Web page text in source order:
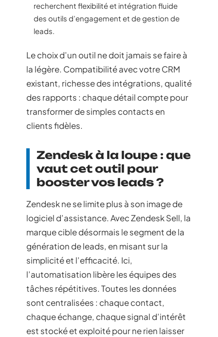
recherchent flexibilité et intégration fluide
des outils d’engagement et de gestion de
leads.
Le choix d’un outil ne doit jamais se faire à
la légère. Compatibilité avec votre CRM
existant, richesse des intégrations, qualité
des rapports : chaque détail compte pour
transformer de simples contacts en
clients fidèles.
Zendesk à la loupe : que
vaut cet outil pour
booster vos leads ?
Zendesk ne se limite plus à son image de
logiciel d’assistance. Avec Zendesk Sell, la
marque cible désormais le segment de la
génération de leads, en misant sur la
simplicité et l’efficacité. Ici,
l’automatisation libère les équipes des
tâches répétitives. Toutes les données
sont centralisées : chaque contact,
chaque échange, chaque signal d’intérêt
est stocké et exploité pour ne rien laisser